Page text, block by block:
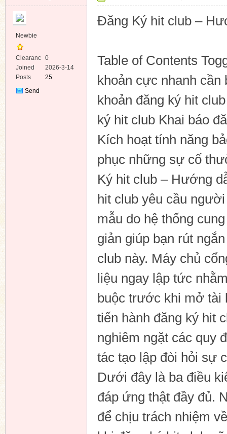
Newbie
Clearanc
e
0
Joined
2026-3-14
Posts
25
Send
Đăng Ký hit club –
Table of Contents
khoản cực nhanh
khoản đăng ký hit
ký hit club Khai báo
Kích hoạt tính năng
phục những sự cố
Ký hit club – Hướng
hit club yêu cầu
mẫu do hệ thống
giản giúp bạn rút
club này. Máy chủ
liệu ngay lập tức
buộc trước khi mở tài
tiến hành đăng ký hit
nghiêm ngặt các quy
tác tạo lập đòi hỏi sự
Dưới đây là ba điều
đáp ứng thật đầy đủ.
để chịu trách nhiệm